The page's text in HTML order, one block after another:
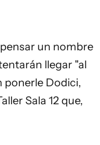
un nombre
llegar "al
ponerle Dodici,
Sala 12 que,